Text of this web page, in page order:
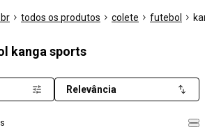
todos os produtos colete futebol
kanga sports
Relevância